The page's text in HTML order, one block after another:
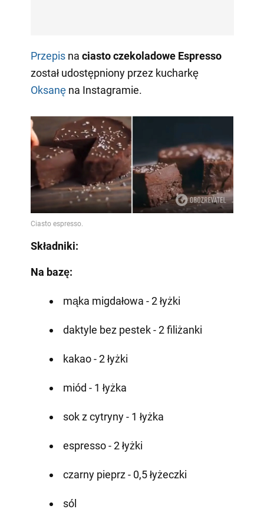
Przepisna ciasto czekoladowe Espresso
został udostępniony przez kucharkę
Oksanęna Instagramie.
Składniki:
Na bazę:
mąka migdałowa - 2 łyżki
daktyle bez pestek - 2 filiżanki
kakao - 2 łyżki
miód - 1 łyżka
sok z cytryny - 1 łyżka
espresso - 2 łyżki
czarny pieprz - 0,5 łyżeczki
sól